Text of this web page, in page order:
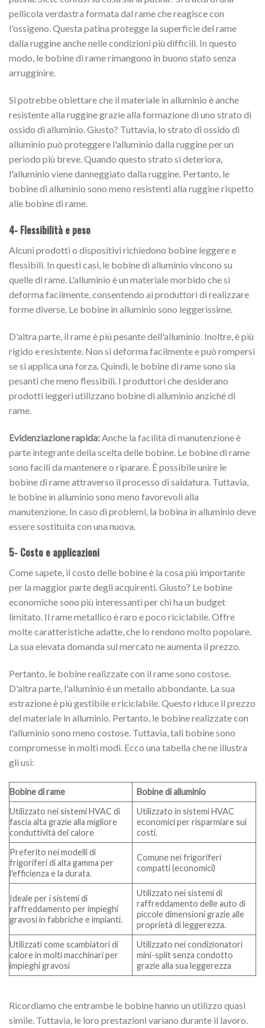
pellicola verdastra formata dal rame che reagisce con
l'ossigeno. Questa patina protegge la superficie del rame
dalla ruggine anche nelle condizioni più difficili. In questo
modo, le bobine di rame rimangono in buono stato senza
arrugginire.
Si potrebbe obiettare che il materiale in alluminio è anche
resistente alla ruggine grazie alla formazione di uno strato di
ossido di alluminio. Giusto? Tuttavia, lo strato di ossido di
alluminio può proteggere l'alluminio dalla ruggine per un
periodo più breve. Quando questo strato si deteriora,
l'alluminio viene danneggiato dalla ruggine. Pertanto, le
bobine di alluminio sono meno resistenti alla ruggine rispetto
alle bobine di rame.
4- Flessibilità e peso
Alcuni prodotti o dispositivi richiedono bobine leggere e
flessibili. In questi casi, le bobine di alluminio vincono su
quelle di rame. L'alluminio è un materiale morbido che si
deforma facilmente, consentendo ai produttori di realizzare
forme diverse. Le bobine in alluminio sono leggerissime.
D'altra parte, il rame è più pesante dell'alluminio. Inoltre, è più
rigido e resistente. Non si deforma facilmente e può rompersi
se si applica una forza. Quindi, le bobine di rame sono sia
pesanti che meno flessibili. I produttori che desiderano
prodotti leggeri utilizzano bobine di alluminio anziché di
rame.
Evidenziazione rapida: Anche la facilità di manutenzione è
parte integrante della scelta delle bobine. Le bobine di rame
sono facili da mantenere o riparare. È possibile unire le
bobine di rame attraverso il processo di saldatura. Tuttavia,
le bobine in alluminio sono meno favorevoli alla
manutenzione. In caso di problemi, la bobina in alluminio deve
essere sostituita con una nuova.
5- Costo e applicazioni
Come sapete, il costo delle bobine è la cosa più importante
per la maggior parte degli acquirenti. Giusto? Le bobine
economiche sono più interessanti per chi ha un budget
limitato. Il rame metallico è raro e poco riciclabile. Offre
molte caratteristiche adatte, che lo rendono molto popolare.
La sua elevata domanda sul mercato ne aumenta il prezzo.
Pertanto, le bobine realizzate con il rame sono costose.
D'altra parte, l'alluminio è un metallo abbondante. La sua
estrazione è più gestibile e riciclabile. Questo riduce il prezzo
del materiale in alluminio. Pertanto, le bobine realizzate con
l'alluminio sono meno costose. Tuttavia, tali bobine sono
compromesse in molti modi. Ecco una tabella che ne illustra
gli usi:
Bobine di rame
Bobine di alluminio
Utilizzato nei sistemi HVAC di
fascia alta grazie alla migliore
conduttività del calore
Utilizzato in sistemi HVAC
economici per risparmiare sui
costi.
Preferito nei modelli di
frigoriferi di alta gamma per
l'efficienza e la durata.
Comune nei frigoriferi
compatti (economici)
Ideale per i sistemi di
raffreddamento per impieghi
gravosi in fabbriche e impianti.
Utilizzato nei sistemi di
raffreddamento delle auto di
piccole dimensioni grazie alle
proprietà di leggerezza.
Utilizzati come scambiatori di
calore in molti macchinari per
impieghi gravosi
Utilizzato nei condizionatori
mini-split senza condotto
grazie alla sua leggerezza
Ricordiamo che entrambe le bobine hanno un utilizzo quasi
simile. Tuttavia, le loro prestazioni variano durante il lavoro.